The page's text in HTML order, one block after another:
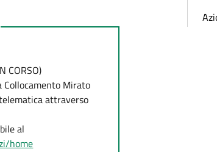
CORSO)
Collocamento Mirato
attraverso
al
home